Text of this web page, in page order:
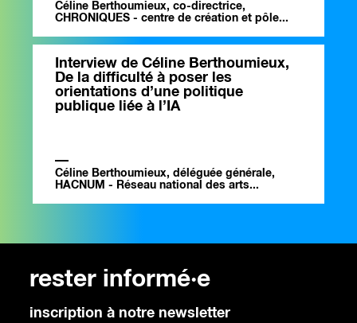
Céline Berthoumieux, co-directrice,
CHRONIQUES - centre de création et pôle...
Interview de Céline Berthoumieux,
De la difficulté à poser les
orientations d’une politique
publique liée à l’IA
Céline Berthoumieux, déléguée générale,
HACNUM - Réseau national des arts...
rester informé·e
inscription à notre newsletter